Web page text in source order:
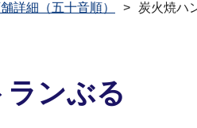
詳細（五十音順） 炭火焼ハ
ンぶる